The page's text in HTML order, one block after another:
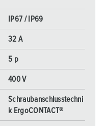
IP67 / IP69
32 A
5 p
400 V
Schraubanschlusstechni
k ErgoCONTACT®